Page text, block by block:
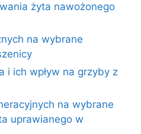
żyta nawożonego
na wybrane
i ich wpływ na grzyby z
na wybrane
uprawianego w